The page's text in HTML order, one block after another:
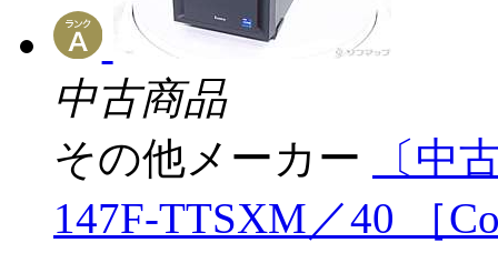
中古商品
その他メーカー
〔中
147F-TTSXM／40 ［